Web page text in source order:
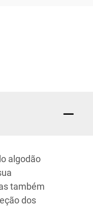
algodão
também
dos